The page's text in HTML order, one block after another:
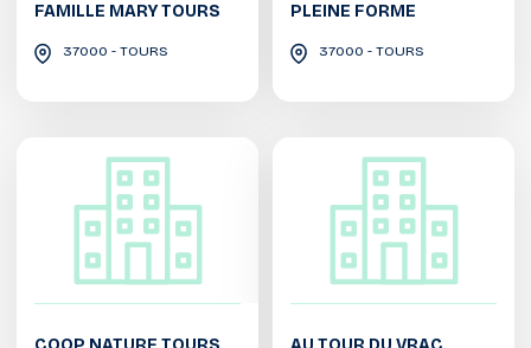
FAMILLE MARY TOURS
37000 - TOURS
PLEINE FORME
37000 - TOURS